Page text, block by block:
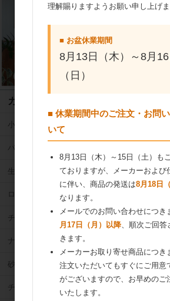
カテゴリ
小麦粉
バター
生クリーム
ロングライフ牛乳
チーズ
ナッツ
砂糖
チョコレート
理解賜りますようお願い申し上げま
■ お盆休業期間
8月13日（木）～8月16
（日）
■ 休業期間中のご注文・お問
いて
8月13日（木）～15日（土）も
ておりますが、メーカーおよび
に伴い、商品の発送は8月18日
なります。
メールでのお問い合わせにつき
月17日（月）以降、順次ご回答
きます。
メーカーお取り寄せ商品につき
注文いただいてもすぐにご用意
がございますので、お早めのご
いたします。